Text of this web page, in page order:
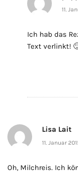
11.
Ich hab das
Text verlinkt!
Lisa Lait
11. Januar
Oh, Milchreis. Ich